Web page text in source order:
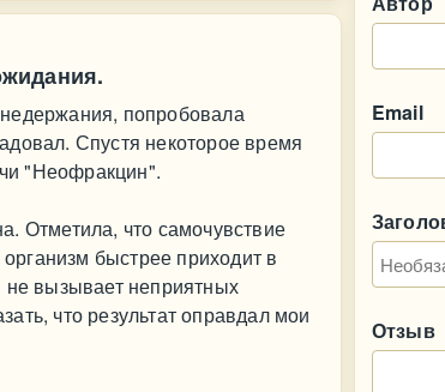
попробовала
Спустя некоторое время
"Неофракцин".
Отметила, что самочувствие
быстрее приходит в
не вызывает неприятных
что результат оправдал мои
Email
Отзыв